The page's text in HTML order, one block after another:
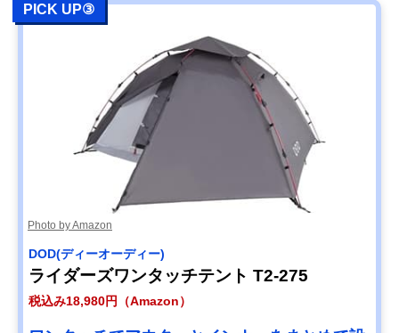
PICK UP③
Photo by Amazon
DOD(ディーオーディー)
ライダーズワンタッチテント T2-275
税込み18,980円（Amazon）